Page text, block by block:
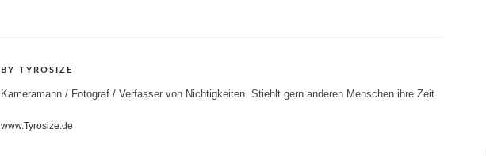
BY TYROSIZE
Kameramann / Fotograf / Verfasser von Nichtigkeiten. Stiehlt gern anderen Menschen ihre Zeit
www.Tyrosize.de